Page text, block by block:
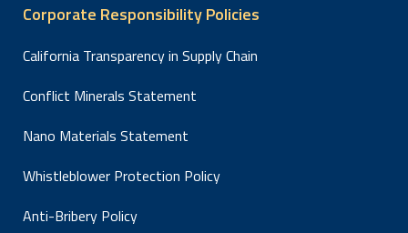
Corporate Responsibility Policies
California Transparency in Supply Chain
Conflict Minerals Statement
Nano Materials Statement
Whistleblower Protection Policy
Anti-Bribery Policy